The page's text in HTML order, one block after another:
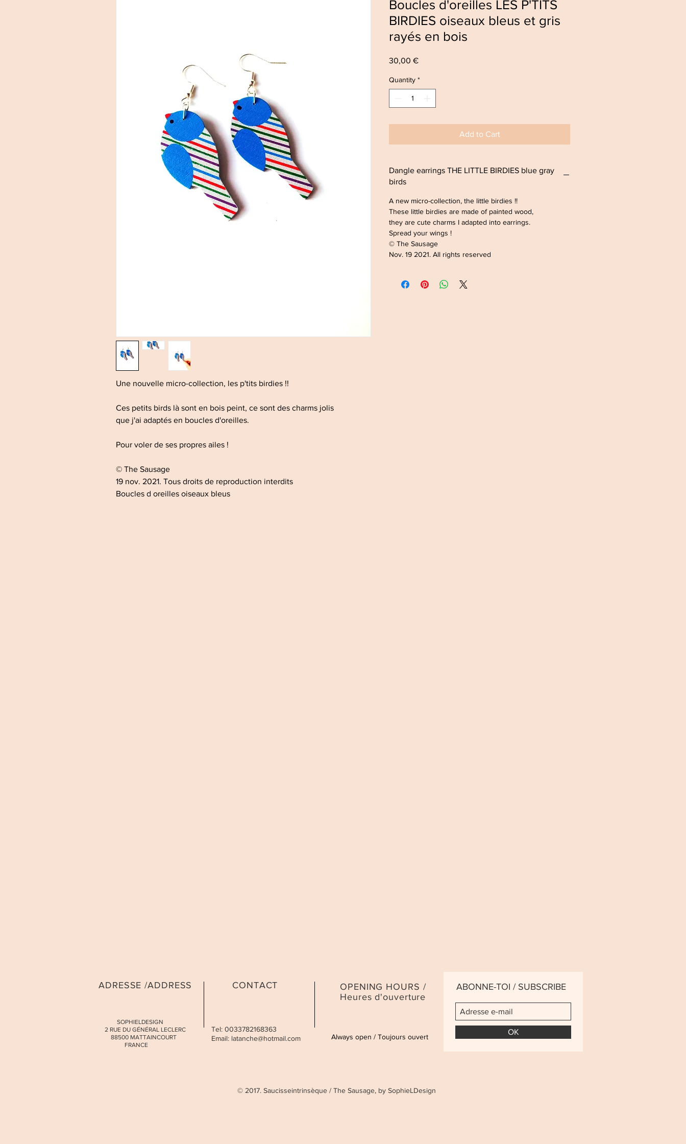
Une nouvelle micro-collection, les p'tits birdies !!
Ces petits birds là sont en bois peint, ce sont des charms jolis
que j'ai adaptés en boucles d'oreilles.
Pour voler de ses propres ailes !
© The Sausage
19 nov. 2021. Tous droits de reproduction interdits
Boucles d oreilles oiseaux bleus
Boucles d'oreilles LES P'TITS
BIRDIES oiseaux bleus et gris
rayés en bois
30,00 €Price
Quantity *
Add to Cart
Dangle earrings THE LITTLE BIRDIES blue gray
birds
A new micro-collection, the little birdies !!
These little birdies are made of painted wood,
they are cute charms I adapted into earrings.
Spread your wings !
© The Sausage
Nov. 19 2021. All rights reserved
ADRESSE /ADDRESS
SOPHIELDESIGN
2 RUE DU GÉNÉRAL LECLERC
88500 MATTAINCOURT
FRANCE
CONTACT
Tel: 0033782168363
Email: latanche@hotmail.com
OPENING HOURS /
Heures d'ouverture
Always open / Toujours ouvert
ABONNE-TOI / SUBSCRIBE
OK
© 2017. Saucisseintrinsèque / The Sausage, by SophieLDesign